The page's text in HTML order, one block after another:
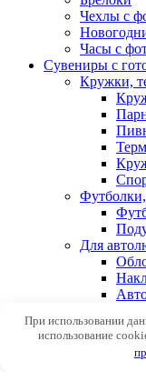
Чехлы с
Часы с
Сувениры с
Кружки,
Для
Авторизоваться
При использовании
использование